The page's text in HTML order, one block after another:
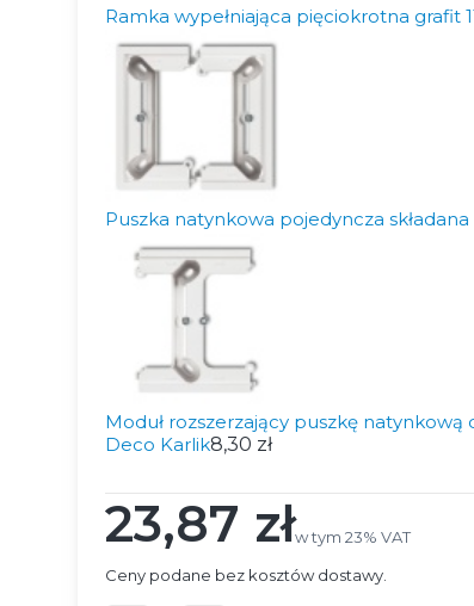
Ramka wypełniająca pięciokrotna grafit
Puszka natynkowa pojedyncza
Moduł rozszerzający puszkę
Deco Karlik8,30 zł
Cena
23,87 złw tym 23% VAT
w tym 23% VAT
Ceny podane bez kosztów dostawy.